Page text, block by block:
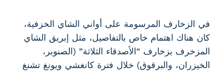
في الزخارف المرسومة على أواني الشاي الخزفية،
كان هناك اهتمام خاص بالتفاصيل، مثل إبريق الشاي
المزخرف بزخارف “الأصدقاء الثلاثة” (الصنوبر،
الخيزران، والبرقوق) خلال فترة كانغشي ويونغ تشنغ